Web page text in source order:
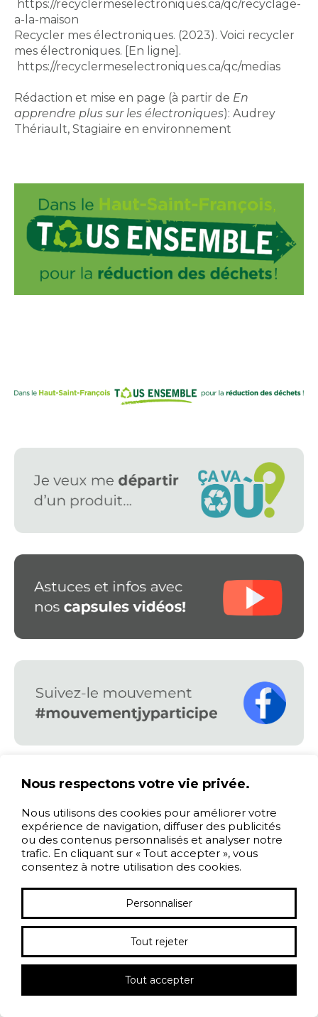
https://recyclermeselectroniques.ca/qc/recyclage-
a-la-maison
Recycler mes électroniques. (2023). Voici recycler
mes électroniques. [En ligne].
https://recyclermeselectroniques.ca/qc/medias
Rédaction et mise en page (à partir de En
apprendre plus sur les électroniques): Audrey
Thériault, Stagiaire en environnement
Nous respectons votre vie privée.
Nous utilisons des cookies pour améliorer votre
expérience de navigation, diffuser des publicités
ou des contenus personnalisés et analyser notre
trafic. En cliquant sur « Tout accepter », vous
consentez à notre utilisation des cookies.
Personnaliser
Tout rejeter
Tout accepter